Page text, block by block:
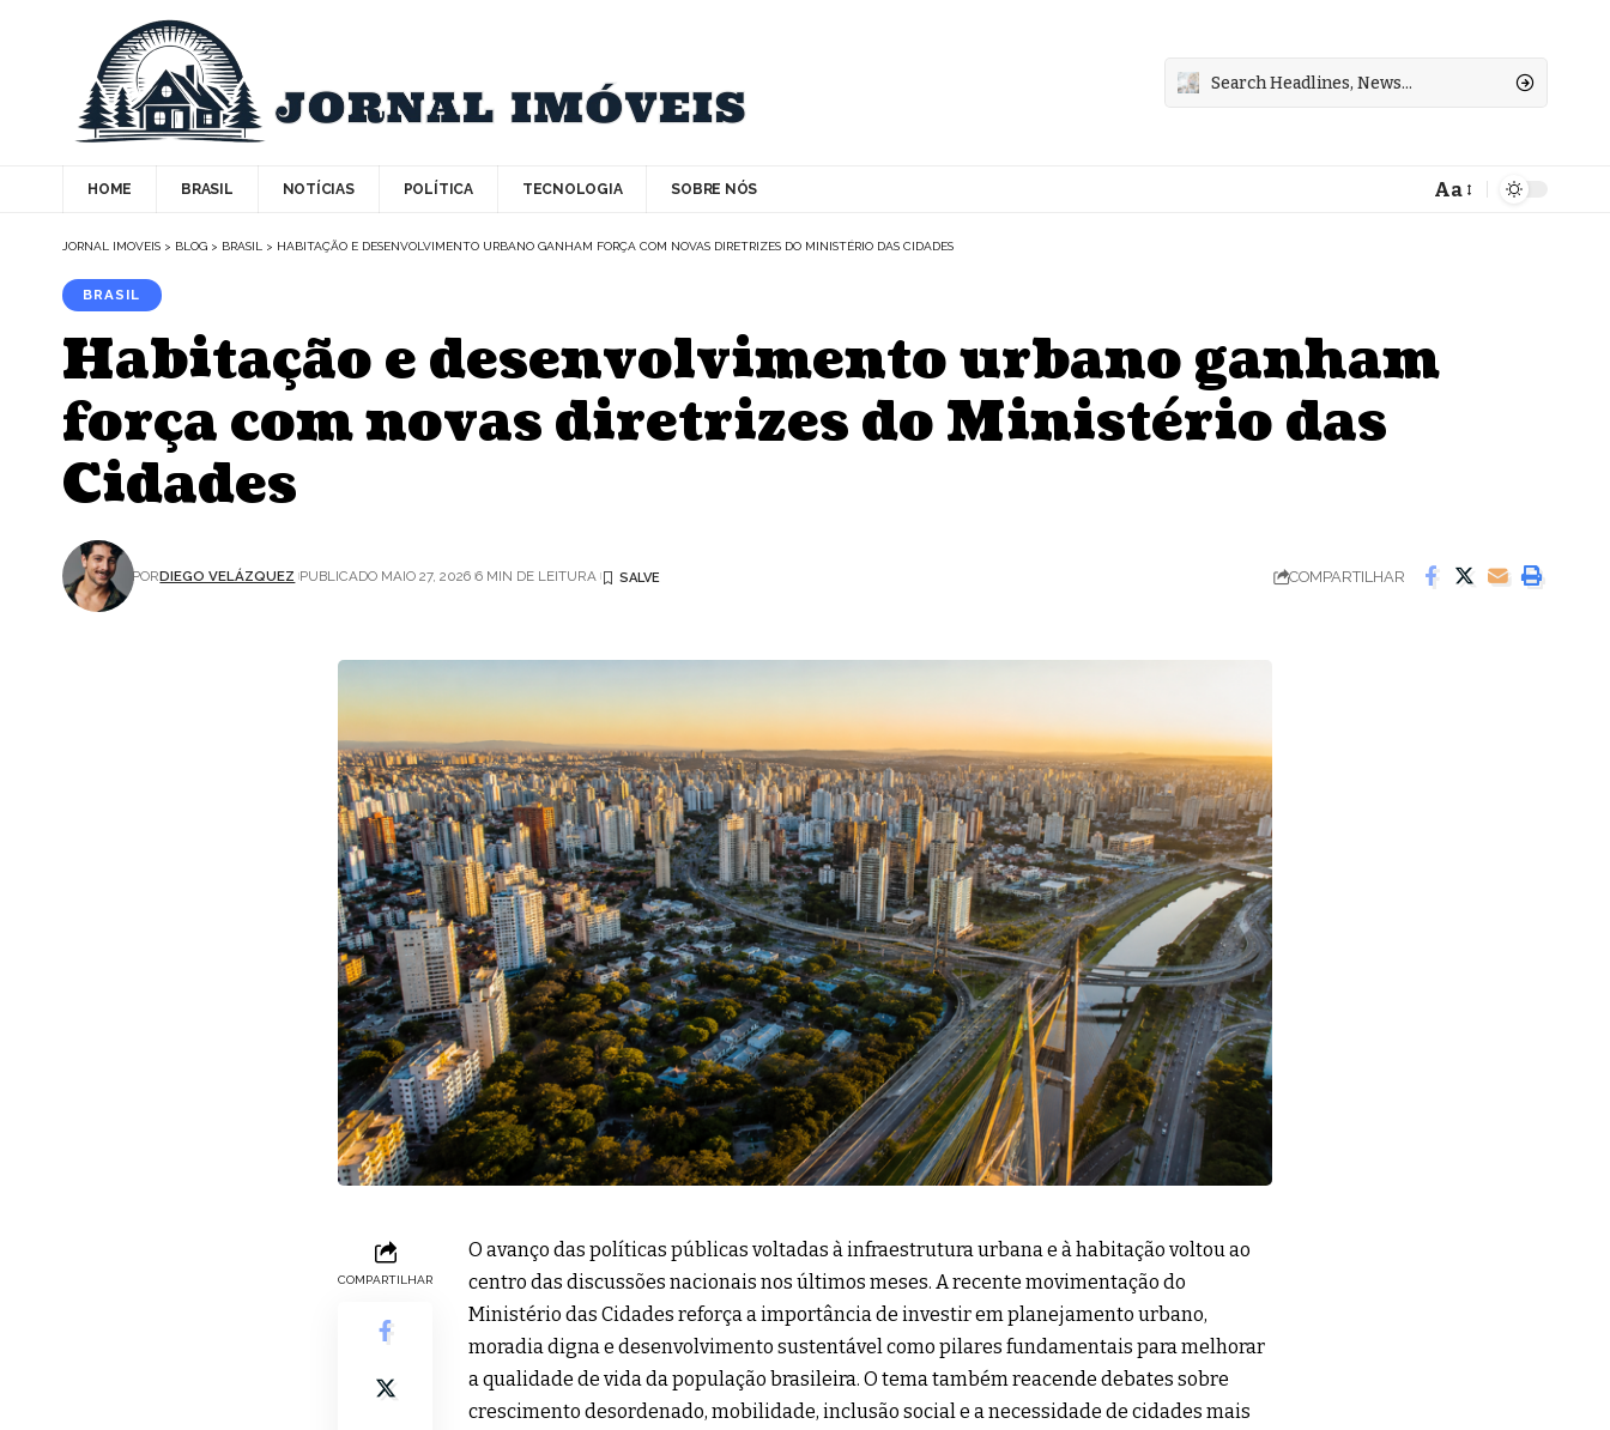
HOME BRASIL NOTÍCIAS POLÍTICA TECNOLOGIA SOBRE NÓS
Font
Aa
JORNAL IMOVEIS > BLOG > BRASIL > HABITAÇÃO E DESENVOLVIMENTO URBANO GANHAM FORÇA COM NOVAS DIRETRIZES DO MINISTÉRIO DAS CIDADES
BRASIL
Habitação e desenvolvimento urbano ganham
força com novas diretrizes do Ministério das
Cidades
PORDIEGO VELÁZQUEZ PUBLICADO MAIO 27, 2026 6 MIN DE LEITURA COMPARTILHAR
COMPARTILHAR
O avanço das políticas públicas voltadas à infraestrutura urbana e à habitação voltou ao
centro das discussões nacionais nos últimos meses. A recente movimentação do
Ministério das Cidades reforça a importância de investir em planejamento urbano,
moradia digna e desenvolvimento sustentável como pilares fundamentais para melhorar
a qualidade de vida da população brasileira. O tema também reacende debates sobre
crescimento desordenado, mobilidade, inclusão social e a necessidade de cidades mais